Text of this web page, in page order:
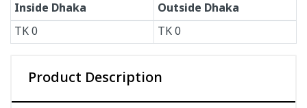
Inside Dhaka
Outside Dhaka
TK0 TK0
Product Description